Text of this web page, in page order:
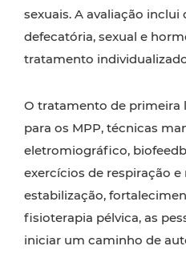
sexuais. A avaliação
defecatória, sexual e
tratamento
O tratamento de primeira
para os MPP, técnicas
eletromiográfico,
exercícios de respiração
estabilização,
fisioterapia pélvica, as
iniciar um caminho de